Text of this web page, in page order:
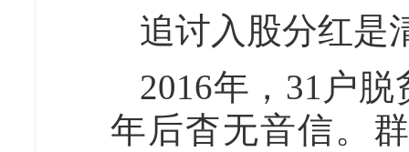
追讨入股分红是
2016年，31户
年后杳无音信。